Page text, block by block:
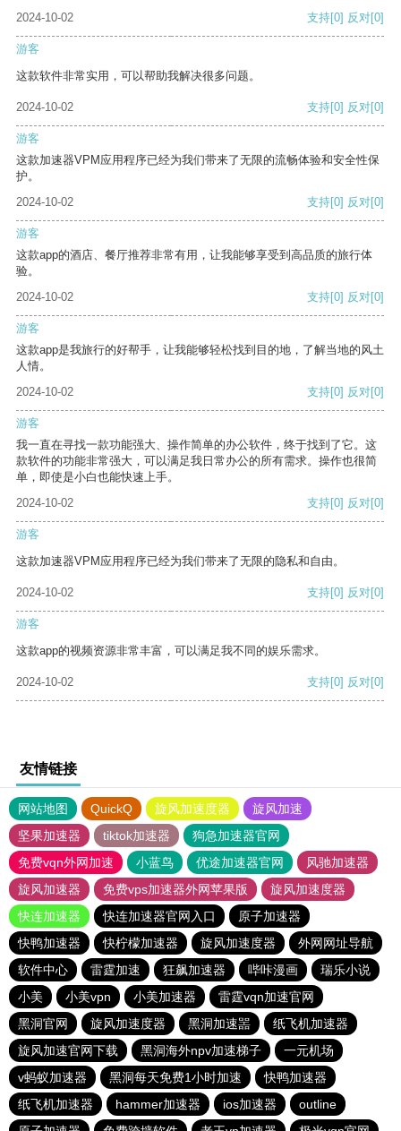
2024-10-02
支持[0] 反对[0]
游客
这款软件非常实用，可以帮助我解决很多问题。
2024-10-02 支持[0] 反对[0]
游客
这款加速器VPM应用程序已经为我们带来了无限的流畅体验和安全性保
护。
2024-10-02
支持[0] 反对[0]
游客
这款app的酒店、餐厅推荐非常有用，让我能够享受到高品质的旅行体
验。
2024-10-02
支持[0] 反对[0]
游客
这款app是我旅行的好帮手，让我能够轻松找到目的地，了解当地的风土
人情。
2024-10-02
支持[0] 反对[0]
游客
我一直在寻找一款功能强大、操作简单的办公软件，终于找到了它。这
款软件的功能非常强大，可以满足我日常办公的所有需求。操作也很简
单，即使是小白也能快速上手。
2024-10-02
支持[0] 反对[0]
游客
这款加速器VPM应用程序已经为我们带来了无限的隐私和自由。
2024-10-02 支持[0] 反对[0]
游客
这款app的视频资源非常丰富，可以满足我不同的娱乐需求。
2024-10-02 支持[0] 反对[0]
友情链接
网站地图 QuickQ 旋风加速度器
旋风加速
坚果加速器
tiktok加速器
狗急加速器官网
免费vqn外网加速
小蓝鸟 优途加速器官网
风驰加速器
旋风加速器
免费vps加速器外网苹果版
旋风加速度器
快连加速器
快连加速器官网入口
原子加速器
快鸭加速器
快柠檬加速器 旋风加速度器
外网网址导航
软件中心
雷霆加速 狂飙加速器 哔咔漫画
瑞乐小说
小美
小美vpn 小美加速器
雷霆vqn加速官网
黑洞官网
旋风加速度器 黑洞加速噐
纸飞机加速器
旋风加速官网下载
黑洞海外npv加速梯子
一元机场
v蚂蚁加速器
黑洞每天免费1小时加速
快鸭加速器
纸飞机加速器
hammer加速器 ios加速器
outline